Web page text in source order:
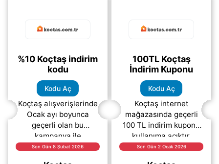
%10 Koçtaş indirim
kodu
Kodu Aç
Koçtaş alışverişlerinde
Ocak ayı boyunca
geçerli olan bu
kampanya ile
siparişlerinizi ekstra
Son Gün 8 Şubat 2026
100TL Koçtaş
İndirim Kuponu
Kodu Aç
Koçtaş internet
mağazasında geçerli
100 TL indirim kuponu
kullanıma açıktır.
Kodunuza ulaşmak için
Son Gün 2 Ocak 2026